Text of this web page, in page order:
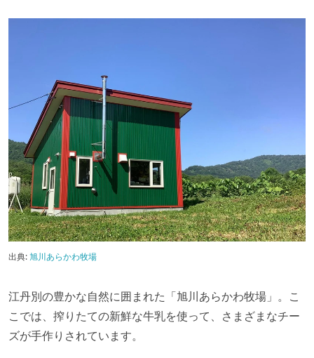
出典:旭川あらかわ牧場
江丹別の豊かな自然に囲まれた「旭川あらかわ牧場」。こ
こでは、搾りたての新鮮な牛乳を使って、さまざまなチー
ズが手作りされています。